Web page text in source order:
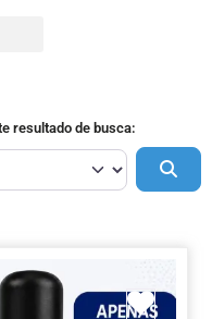
resultado de busca: